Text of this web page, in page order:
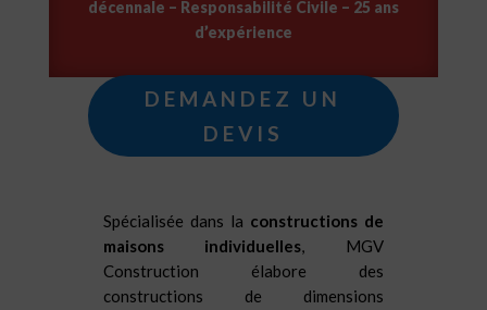
décennale – Responsabilité Civile – 25 ans
d’expérience
DEMANDEZ UN
DEVIS
Spécialisée dans la constructions de
maisons individuelles, MGV
Construction élabore des
constructions de dimensions